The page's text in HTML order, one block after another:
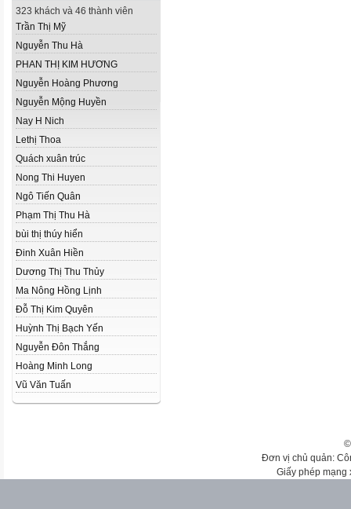
323 khách và 46 thành viên
Trần Thị Mỹ
Nguyễn Thu Hà
PHAN THỊ KIM HƯƠNG
Nguyễn Hoàng Phương
Nguyễn Mộng Huyền
Nay H Nich
Lethị Thoa
Quách xuân trúc
Nong Thi Huyen
Ngô Tiến Quân
Phạm Thị Thu Hà
bùi thị thúy hiển
Đinh Xuân Hiền
Dương Thị Thu Thủy
Ma Nông Hồng Lịnh
Đỗ Thị Kim Quyên
Huỳnh Thị Bạch Yến
Nguyễn Đôn Thắng
Hoàng Minh Long
Vũ Văn Tuấn
Đơn vị chủ quản:
Giấy phép mạng